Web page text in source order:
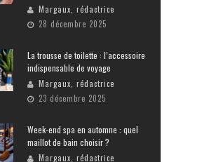
Margaux, rédactrice
28 décembre 2025
La trousse de toilette : l’accessoire
indispensable de voyage
Margaux, rédactrice
23 décembre 2025
Week-end spa en automne : quel
maillot de bain choisir ?
Margaux, rédactrice